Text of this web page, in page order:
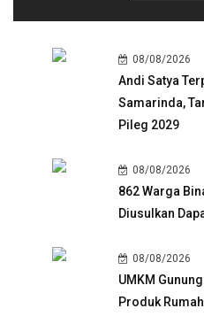
08/08/2026
Andi Satya
Samarinda,
Pileg 2029
08/08/2026
862 Warga
Diusulkan
08/08/2026
UMKM
Produk